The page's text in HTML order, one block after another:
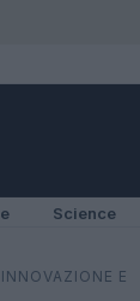
Science
E